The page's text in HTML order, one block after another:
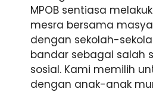
MPOB sentiasa
mesra bersama
dengan sekolah-
bandar sebagai salah
sosial. Kami memilih
dengan anak-anak